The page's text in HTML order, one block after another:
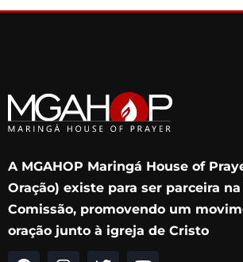
A MGAHOP Maringá House of
Oração) existe para ser parceira na
Comissão, promovendo um
oração junto à igreja de Cristo